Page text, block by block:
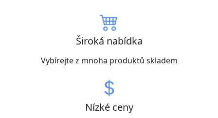
Široká nabídka
Vybírejte z mnoha produktů skladem
Nízké ceny